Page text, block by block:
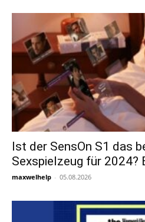
Ist der SensOn S1 das
Sexspielzeug für 2024?
maxwelhelp - 05.08.2026